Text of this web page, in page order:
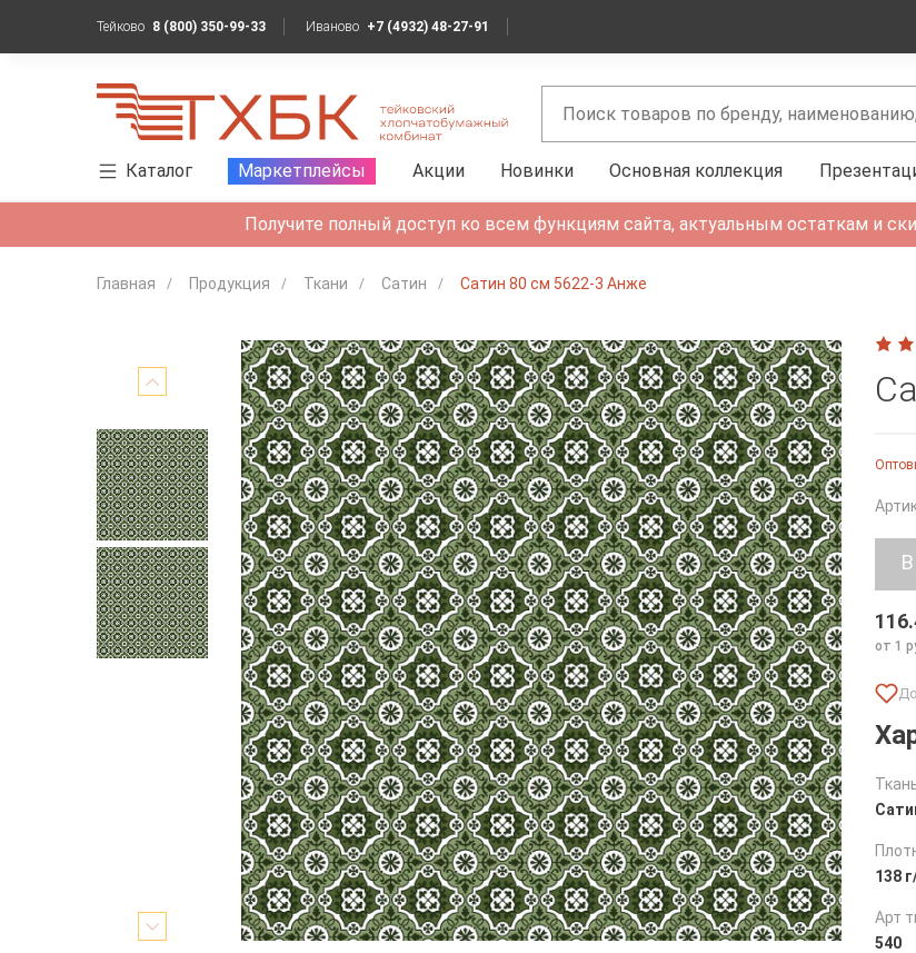
Тейково 8 (800) 350-99-33 Иваново +7 (4932) 48-27-91
Каталог Маркетплейсы Акции Новинки Основная коллекция
Получите полный доступ ко всем функциям сайта, актуальным остаткам и
Главная Продукция Ткани Сатин Сатин 80 см 5622-3 Анже
от 1
138
Арт
540